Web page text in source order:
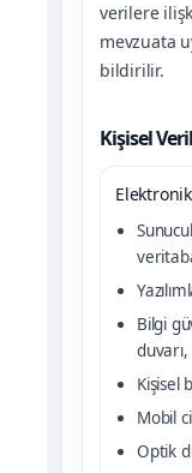
verilere
mevzuata
bildirilir.
Kişisel
Bilgi
Kişisel
Mobil
Optik